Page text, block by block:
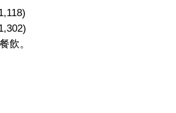
飲。